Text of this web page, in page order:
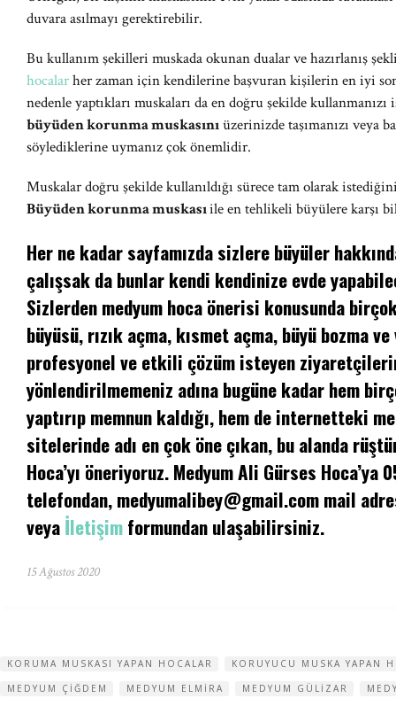
duvara asılmayı gerektirebilir.
Bu kullanım şekilleri muskada okunan dualar ve hazırlanış
hocalarher zaman için kendilerine başvuran kişilerin en iyi
nedenle yaptıkları muskaları da en doğru şekilde
büyüden korunma muskasınıüzerinizde taşımanızı veya
söylediklerine uymanız çok önemlidir.
Muskalar doğru şekilde kullanıldığı sürece tam olarak
Büyüden korunma muskasıile en tehlikeli büyülere karşı
Her ne kadar sayfamızda sizlere büyüler
çalışsak da bunlar kendi kendinize evde
Sizlerden medyum hoca önerisi konusunda
büyüsü, rızık açma, kısmet açma, büyü bozma
profesyonel ve etkili çözüm isteyen
yönlendirilmemeniz adına bugüne kadar hem
yaptırıp memnun kaldığı, hem de internetteki
sitelerinde adı en çok öne çıkan, bu alanda
Hoca’yı öneriyoruz. Medyum Ali Gürses Hoca’ya
telefondan,medyumalibey@gmail.commail
veyaİletişimformundan ulaşabilirsiniz.
15 Ağustos 2020
KORUMA MUSKASI YAPAN HOCALAR
KORUYUCU MUSKA YAPAN
MEDYUM ÇIĞDEM
MEDYUM ELMIRA MEDYUM GÜLIZAR